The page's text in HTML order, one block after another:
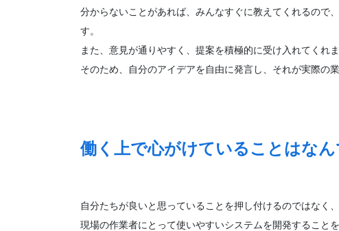
分からないことがあれば、みんなすぐに教えてくれるので
す。
また、意見が通りやすく、提案を積極的に受け入れてくれま
そのため、自分のアイデアを自由に発言し、それが実際の
働く上で心がけていることはなん
自分たちが良いと思っていることを押し付けるのではなく、
現場の作業者にとって使いやすいシステムを開発することを